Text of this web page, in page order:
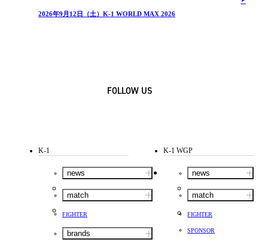
2026年9月12日（土）K-1 WORLD MAX 2026
FOLLOW US
K-1
news
match
FIGHTER
brands
K-1 WGP
news
match
FIGHTER
SPONSOR